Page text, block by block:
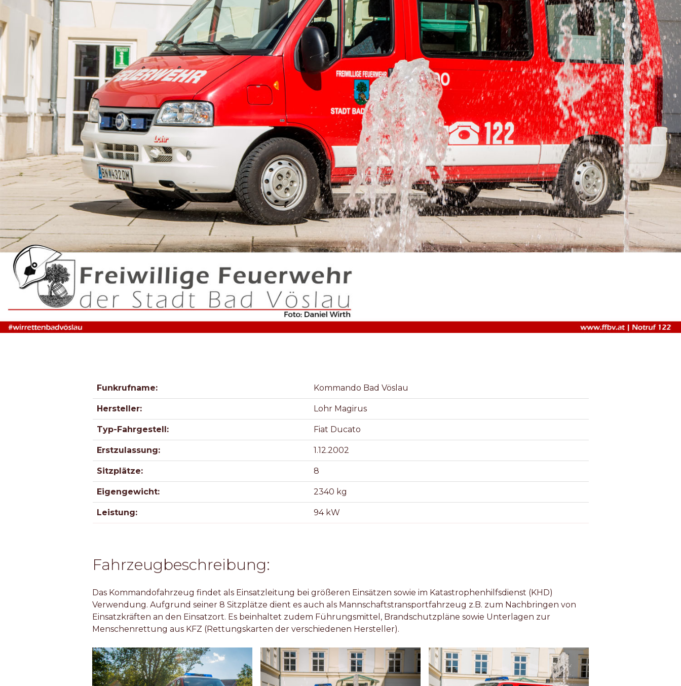
Funkrufname: Kommando Bad Vöslau
Hersteller: Lohr Magirus
Typ-Fahrgestell: Fiat Ducato
Erstzulassung: 1.12.2002
Sitzplätze: 8
Eigengewicht: 2340 kg
Leistung: 94 kW
Fahrzeugbeschreibung:
Das Kommandofahrzeug findet als Einsatzleitung bei größeren Einsätzen sowie im Katastrophenhilfsdienst (KHD)
Verwendung. Aufgrund seiner 8 Sitzplätze dient es auch als Mannschaftstransportfahrzeug z.B. zum Nachbringen von
Einsatzkräften an den Einsatzort. Es beinhaltet zudem Führungsmittel, Brandschutzpläne sowie Unterlagen zur
Menschenrettung aus KFZ (Rettungskarten der verschiedenen Hersteller).